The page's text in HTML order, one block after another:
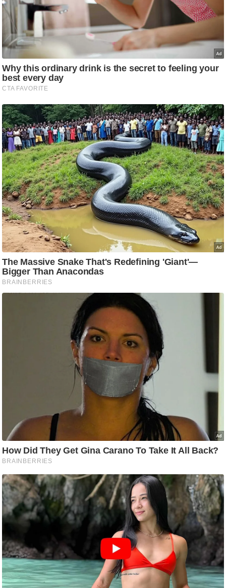
फै
श
न
घ
रे
लू
नु
स्खे
प
र्य
ट
न
स्थ
ल
फि
ट
ने
स
मं
त्रा
रि
वि
ष
स
म
सा
म
यि
क
मा
तृ